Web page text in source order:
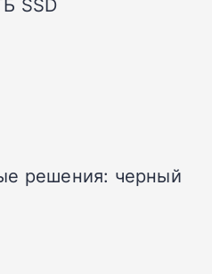
решения: черный